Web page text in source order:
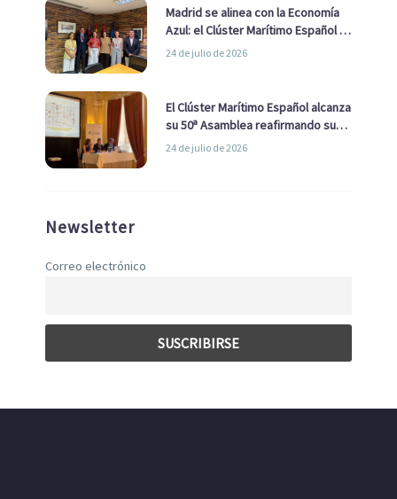
Madrid se alinea con la Economía
Azul: el Clúster Marítimo Español y
la Real Liga Naval avanzan alianzas
24 de julio de 2026
El Clúster Marítimo Español alcanza
su 50ª Asamblea reafirmando su
liderazgo en la Economía Azul
24 de julio de 2026
Newsletter
Correo electrónico